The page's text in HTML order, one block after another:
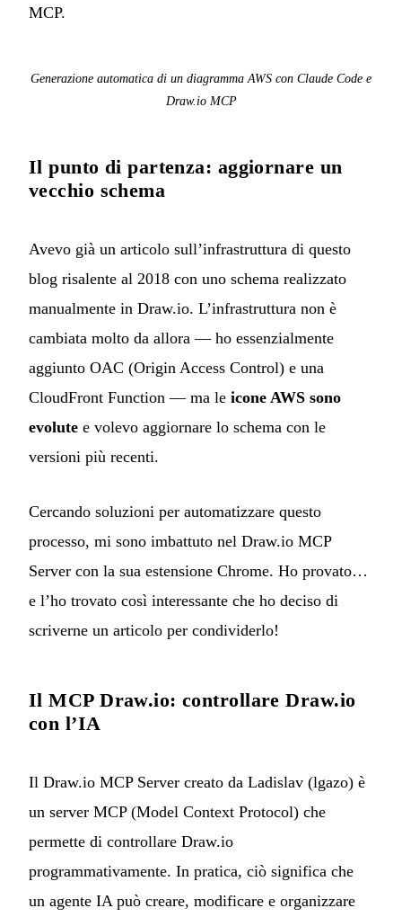
MCP.
Generazione automatica di un diagramma AWS con Claude Code e
Draw.io MCP
Il punto di partenza: aggiornare un
vecchio schema
Avevo già un articolo sull’infrastruttura di questo
blog risalente al 2018 con uno schema realizzato
manualmente in Draw.io. L’infrastruttura non è
cambiata molto da allora — ho essenzialmente
aggiunto OAC (Origin Access Control) e una
CloudFront Function — ma le icone AWS sono
evolute e volevo aggiornare lo schema con le
versioni più recenti.
Cercando soluzioni per automatizzare questo
processo, mi sono imbattuto nel Draw.io MCP
Server con la sua estensione Chrome. Ho provato…
e l’ho trovato così interessante che ho deciso di
scriverne un articolo per condividerlo!
Il MCP Draw.io: controllare Draw.io
con l’IA
Il Draw.io MCP Server creato da Ladislav (lgazo) è
un server MCP (Model Context Protocol) che
permette di controllare Draw.io
programmativamente. In pratica, ciò significa che
un agente IA può creare, modificare e organizzare